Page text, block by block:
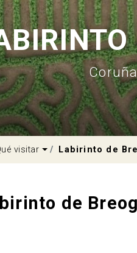
visitar Dropdown
Labirinto de
de